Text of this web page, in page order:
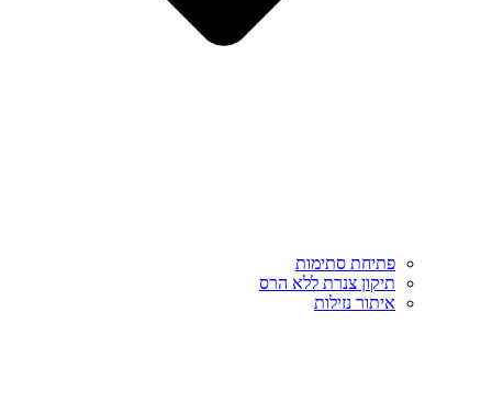
פתיחת סתימות
תיקון צנרת ללא הרס
איתור נזילות